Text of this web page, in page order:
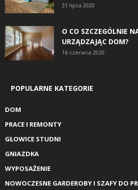
31 lipca 2020
O CO SZCZEGÓLNIE
URZĄDZAJĄC DOM?
16 czerwca 2020
POPULARNE KATEGORIE
DOM
PRACE I REMONTY
GŁOWICE STUDNI
GNIAZDKA
WYPOSAŻENIE
NOWOCZESNE GARDEROBY I SZAFY DO